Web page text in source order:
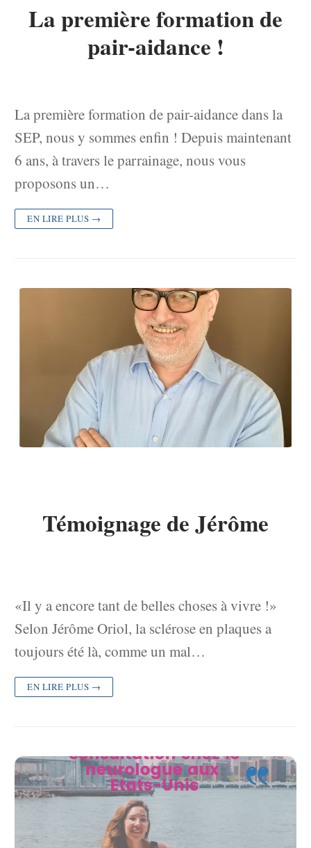
La première formation de
pair-aidance !
La première formation de pair-aidance dans la
SEP, nous y sommes enfin ! Depuis maintenant
6 ans, à travers le parrainage, nous vous
proposons un…
EN LIRE PLUS →
Témoignage de Jérôme
«Il y a encore tant de belles choses à vivre !»
Selon Jérôme Oriol, la sclérose en plaques a
toujours été là, comme un mal…
EN LIRE PLUS →